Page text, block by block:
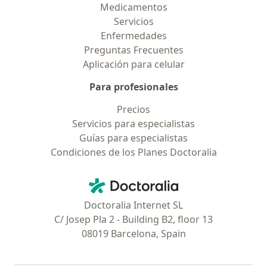
Medicamentos
Servicios
Enfermedades
Preguntas Frecuentes
Aplicación para celular
Para profesionales
Precios
Servicios para especialistas
Guías para especialistas
Condiciones de los Planes Doctoralia
Doctoralia - Página de inicio
Doctoralia Internet SL
C/ Josep Pla 2 - Building B2, floor 13
08019 Barcelona, Spain